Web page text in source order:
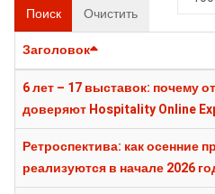
Поиск Очистить
Заголовок
6 лет – 17 выставок: почему
доверяют Hospitality Online
Ретроспектива: как осенние
реализуются в начале 2026